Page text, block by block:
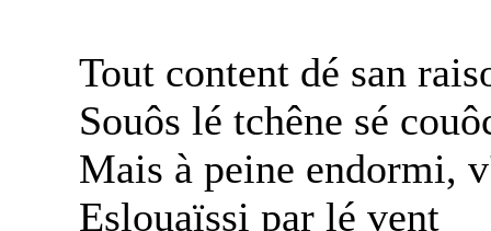
Tout content dé san
Souôs lé tchêne sé
Mais à peine endormi,
Eslouaïssi par lé vent